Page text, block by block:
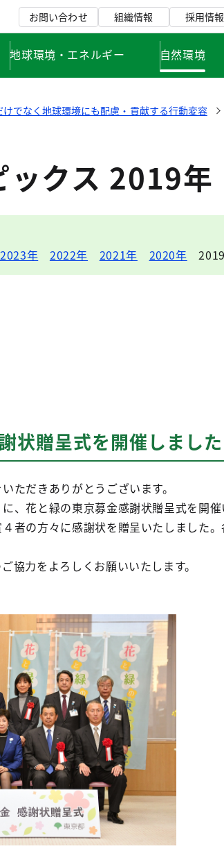
お問い合わせ 組織情報 採用情報
地球環境・エネルギー 自然環境
けでなく地球環境にも配慮・貢献する行動変容
ックス 2019年
2023年 2022年 2021年 2020年
状贈呈式を開催しました
ただきありがとうございます。
、花と緑の東京募金感謝状贈呈式を開催
者の方々に感謝状を贈呈いたしました
協力をよろしくお願いいたします。